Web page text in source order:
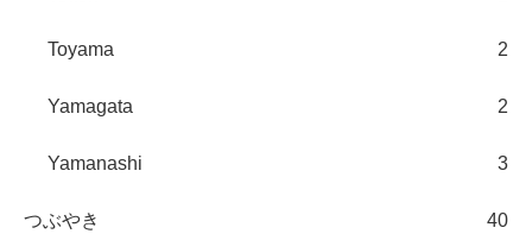
Toyama 2
Yamagata 2
Yamanashi 3
つぶやき 40